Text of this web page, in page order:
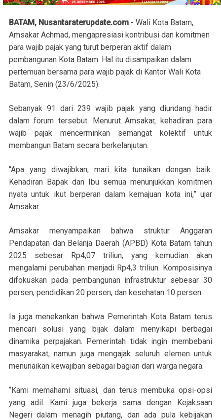
BATAM, Nusantaraterupdate.com - Wali Kota Batam,
Amsakar Achmad, mengapresiasi kontribusi dan komitmen
para wajib pajak yang turut berperan aktif dalam
pembangunan Kota Batam. Hal itu disampaikan dalam
pertemuan bersama para wajib pajak di Kantor Wali Kota
Batam, Senin (23/6/2025).
Sebanyak 91 dari 239 wajib pajak yang diundang hadir
dalam forum tersebut. Menurut Amsakar, kehadiran para
wajib pajak mencerminkan semangat kolektif untuk
membangun Batam secara berkelanjutan.
“Apa yang diwajibkan, mari kita tunaikan dengan baik.
Kehadiran Bapak dan Ibu semua menunjukkan komitmen
nyata untuk ikut berperan dalam kemajuan kota ini,” ujar
Amsakar.
Amsakar menyampaikan bahwa struktur Anggaran
Pendapatan dan Belanja Daerah (APBD) Kota Batam tahun
2025 sebesar Rp4,07 triliun, yang kemudian akan
mengalami perubahan menjadi Rp4,3 triliun. Komposisinya
difokuskan pada pembangunan infrastruktur sebesar 30
persen, pendidikan 20 persen, dan kesehatan 10 persen.
Ia juga menekankan bahwa Pemerintah Kota Batam terus
mencari solusi yang bijak dalam menyikapi berbagai
dinamika perpajakan. Pemerintah tidak ingin membebani
masyarakat, namun juga mengajak seluruh elemen untuk
menunaikan kewajiban sebagai bagian dari warga negara.
“Kami memahami situasi, dan terus membuka opsi-opsi
yang adil. Kami juga bekerja sama dengan Kejaksaan
Negeri dalam menagih piutang, dan ada pula kebijakan